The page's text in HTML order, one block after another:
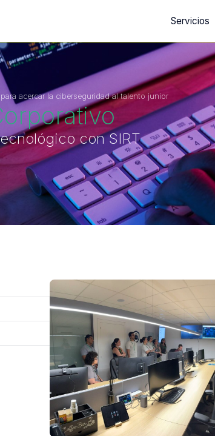
Servicios
acercar la ciberseguridad al talento junior
con SIRT